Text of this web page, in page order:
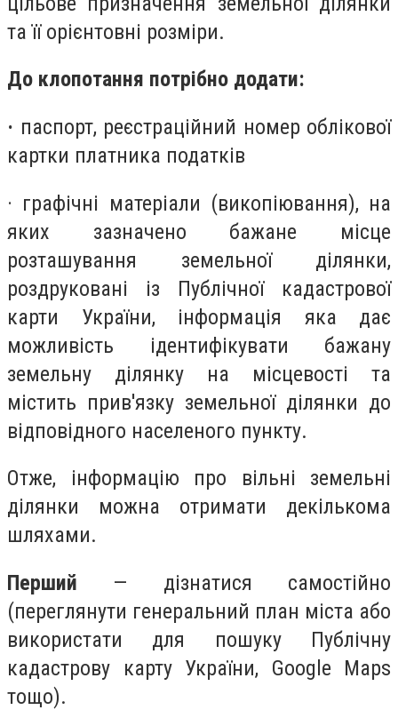
та її орієнтовні розміри.
До клопотання потрібно додати:
· паспорт, реєстраційний номер облікової
картки платника податків
· графічні матеріали (викопіювання), на
яких зазначено бажане місце
розташування земельної ділянки,
роздруковані із Публічної кадастрової
карти України, інформація яка дає
можливість ідентифікувати бажану
земельну ділянку на місцевості та
містить прив'язку земельної ділянки до
відповідного населеного пункту.
Отже, інформацію про вільні земельні
ділянки можна отримати декількома
шляхами.
Перший — дізнатися самостійно
(переглянути генеральний план міста або
використати для пошуку Публічну
кадастрову карту України, Google Maps
тощо).